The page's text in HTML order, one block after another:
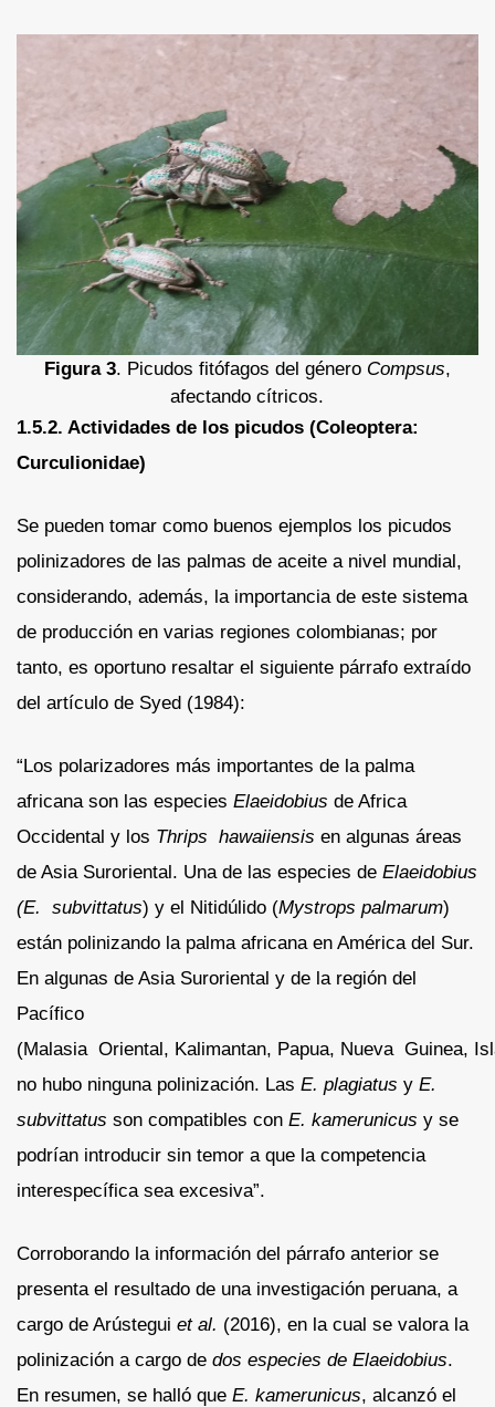
Figura 3. Picudos fitófagos del género Compsus,
afectando cítricos.
1.5.2. Actividades de los picudos (Coleoptera:
Curculionidae)
Se pueden tomar como buenos ejemplos los picudos
polinizadores de las palmas de aceite a nivel mundial,
considerando, además, la importancia de este sistema
de producción en varias regiones colombianas; por
tanto, es oportuno resaltar el siguiente párrafo extraído
del artículo de Syed (1984):
“Los polarizadores más importantes de la palma
africana son las especies Elaeidobius de Africa
Occidental y los Thrips hawaiiensis en algunas áreas
de Asia Suroriental. Una de las especies de Elaeidobius
(E. subvittatus) y el Nitidúlido (Mystrops palmarum)
están polinizando la palma africana en América del Sur.
En algunas de Asia Suroriental y de la región del
Pacífico
(Malasia Oriental, Kalimantan, Papua, Nueva Guinea,
no hubo ninguna polinización. Las E. plagiatus y E.
subvittatus son compatibles con E. kamerunicus y se
podrían introducir sin temor a que la competencia
interespecífica sea excesiva”.
Corroborando la información del párrafo anterior se
presenta el resultado de una investigación peruana, a
cargo de Arústegui et al. (2016), en la cual se valora la
polinización a cargo de dos especies de Elaeidobius.
En resumen, se halló que E. kamerunicus, alcanzó el